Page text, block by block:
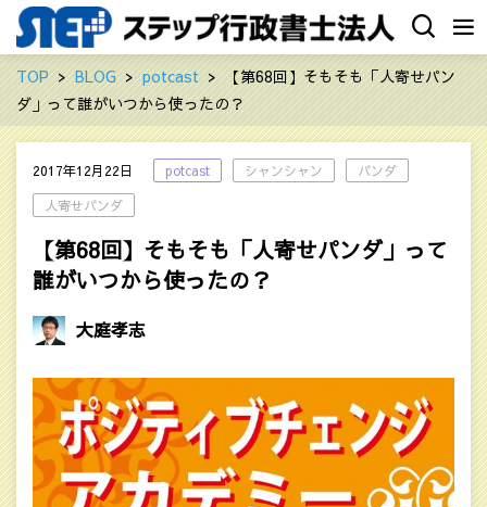
TOP BLOG potcast
【第68回】そもそも「人寄せパン
ダ」って誰がいつから使ったの？
2017年12月22日 potcast シャンシャン
パンダ
人寄せパンダ
【第68回】そもそも「人寄せパンダ」って
誰がいつから使ったの？
大庭孝志